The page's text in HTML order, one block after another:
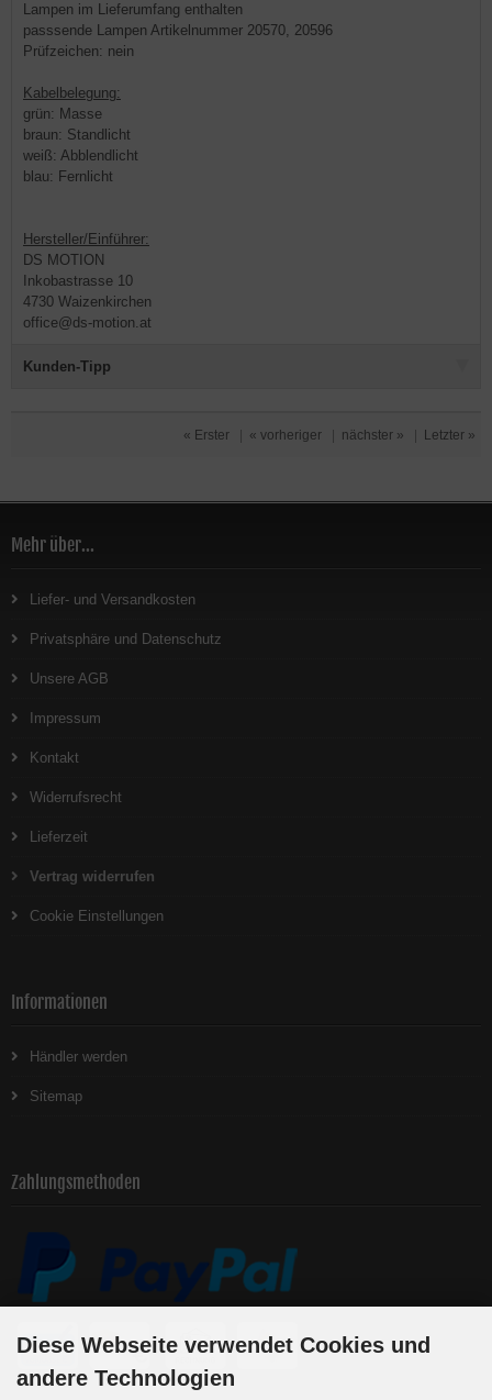
Lampen im Lieferumfang enthalten
passsende Lampen Artikelnummer 20570, 20596
Prüfzeichen: nein
Kabelbelegung:
grün: Masse
braun: Standlicht
weiß: Abblendlicht
blau: Fernlicht
Hersteller/Einführer:
DS MOTION
Inkobastrasse 10
4730 Waizenkirchen
office@ds-motion.at
Kunden-Tipp
« Erster « vorheriger nächster » Letzter »
Mehr über...
Liefer- und Versandkosten
Privatsphäre und Datenschutz
Unsere AGB
Impressum
Kontakt
Widerrufsrecht
Lieferzeit
Vertrag widerrufen
Cookie Einstellungen
Informationen
Händler werden
Sitemap
Zahlungsmethoden
Diese Webseite verwendet Cookies und
andere Technologien